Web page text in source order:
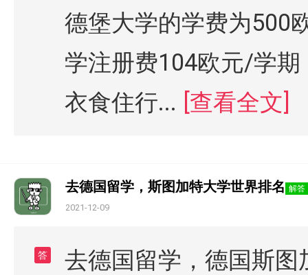
德堡大学的学费为500
学注册费104欧元/学
衣食住行... [查看全文]
去德国留学，斯图加特大学世界排名 解答
2021-12-09
答
去德国留学，德国斯图